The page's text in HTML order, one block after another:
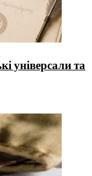
універсали та